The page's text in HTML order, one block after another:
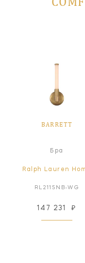
BARRETT
Бра
Ralph Lauren
RL2115NB-WG
147 231 ₽